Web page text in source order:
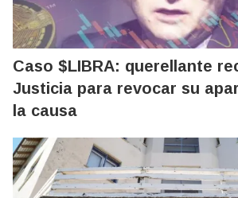
Caso $LIBRA: querellante
Justicia para revocar su
la causa